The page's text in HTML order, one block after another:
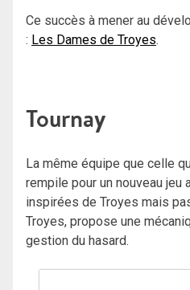
Ce succès à mener au
: Les Dames de Troyes.
Tournay
La même équipe que celle
rempile pour un nouveau jeu
inspirées de Troyes mais
Troyes, propose une
gestion du hasard.